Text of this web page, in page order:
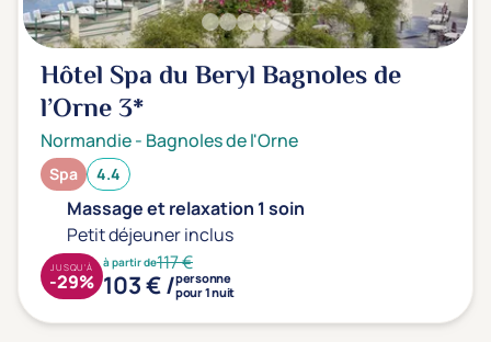
Hôtel Spa du Beryl Bagnoles de
l’Orne3*
Normandie- Bagnoles de l'Orne
Spa 4.4
Massage et relaxation 1 soin
Petit déjeuner inclus
à partir de117 €
103 € /personne
pour 1 nuit
JUSQU'À
-29%